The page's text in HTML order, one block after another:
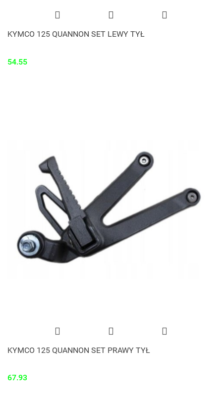
KYMCO 125 QUANNON SET LEWY TYŁ
54.55
KYMCO 125 QUANNON SET PRAWY TYŁ
67.93